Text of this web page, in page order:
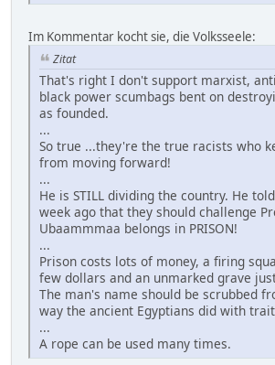
Im Kommentar kocht sie, die Volksseele:
Zitat
That's right I don't support marxist,
black power scumbags bent on
as founded.
...
So true ...they're the true racists who
from moving forward!
...
He is STILL dividing the country. He
week ago that they should challenge
Ubaammmaa belongs in PRISON!
...
Prison costs lots of money, a firing
few dollars and an unmarked grave
The man's name should be scrubbed
way the ancient Egyptians did with
...
A rope can be used many times.